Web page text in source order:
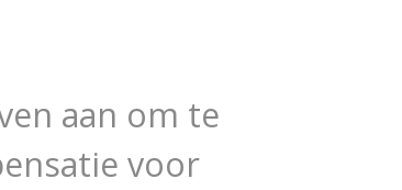
aan om te
voor